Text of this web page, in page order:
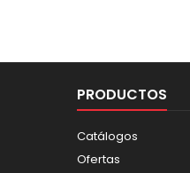
PRODUCTOS
Catálogos
Ofertas